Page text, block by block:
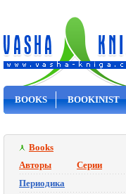
BOOKS BOOKINIST
Books
Авторы
Серии
Периодика